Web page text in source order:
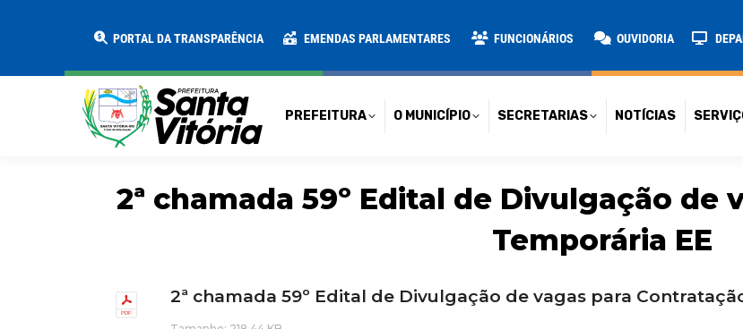
PORTAL DA TRANSPARÊNCIA EMENDAS PARLAMENTARES FUNCIONÁRIOS OUVIDORIA
PREFEITURA O MUNICÍPIO SECRETARIAS NOTÍCIAS
2ª chamada 59º Edital de Divulgação de
Temporária EE
2ª chamada 59º Edital de Divulgação de vagas para